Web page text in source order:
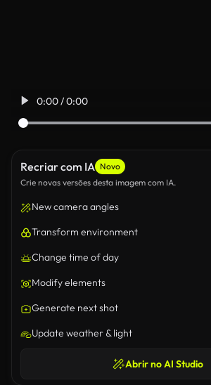
0:00 / 0:00
Recriar com IA Novo
Crie novas versões desta imagem com IA.
New camera angles
Transform environment
Change time of day
Modify elements
Generate next shot
Update weather & light
Abrir no AI Studio